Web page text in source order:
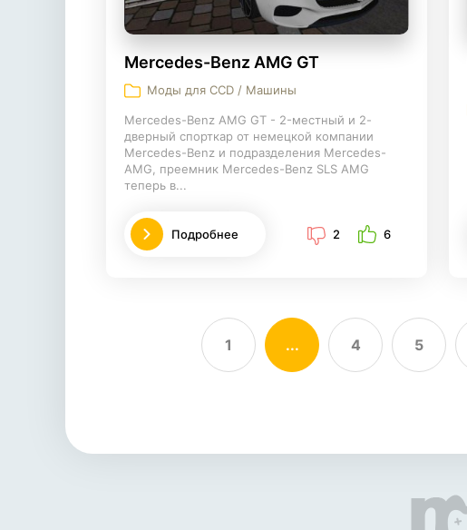
Mercedes-Benz AMG GT
Моды для CCD / Машины
Mercedes-Benz AMG GT - 2-местный и 2-
дверный спорткар от немецкой компании
Mercedes-Benz и подразделения Mercedes-
AMG, преемник Mercedes-Benz SLS AMG
теперь в...
Подробнее 2 6
1 ... 4 5